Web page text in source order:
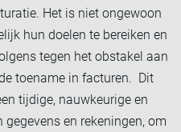
Het is niet ongewoon
hun doelen te bereiken en
tegen het obstakel aan
toename in facturen. Dit
tijdige, nauwkeurige en
en rekeningen, om